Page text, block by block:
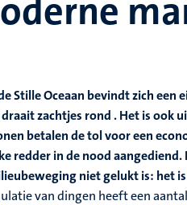
Stille Oceaan bevindt zich
zachtjes rond. Het is ook
betalen de tol voor een
redder in de nood
niet gelukt is: het
van dingen heeft een